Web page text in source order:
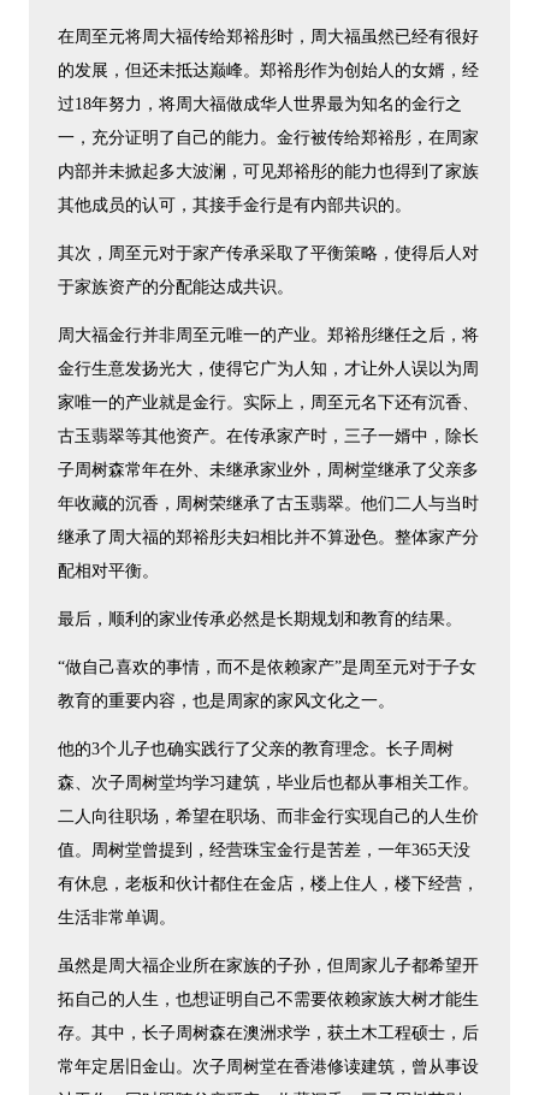
在周至元将周大福传给郑裕彤时，周大福虽然已经有很好
的发展，但还未抵达巅峰。郑裕彤作为创始人的女婿，经
过18年努力，将周大福做成华人世界最为知名的金行之
一，充分证明了自己的能力。金行被传给郑裕彤，在周家
内部并未掀起多大波澜，可见郑裕彤的能力也得到了家族
其他成员的认可，其接手金行是有内部共识的。
其次，周至元对于家产传承采取了平衡策略，使得后人对
于家族资产的分配能达成共识。
周大福金行并非周至元唯一的产业。郑裕彤继任之后，将
金行生意发扬光大，使得它广为人知，才让外人误以为周
家唯一的产业就是金行。实际上，周至元名下还有沉香、
古玉翡翠等其他资产。在传承家产时，三子一婿中，除长
子周树森常年在外、未继承家业外，周树堂继承了父亲多
年收藏的沉香，周树荣继承了古玉翡翠。他们二人与当时
继承了周大福的郑裕彤夫妇相比并不算逊色。整体家产分
配相对平衡。
最后，顺利的家业传承必然是长期规划和教育的结果。
“做自己喜欢的事情，而不是依赖家产”是周至元对于子女
教育的重要内容，也是周家的家风文化之一。
他的3个儿子也确实践行了父亲的教育理念。长子周树
森、次子周树堂均学习建筑，毕业后也都从事相关工作。
二人向往职场，希望在职场、而非金行实现自己的人生价
值。周树堂曾提到，经营珠宝金行是苦差，一年365天没
有休息，老板和伙计都住在金店，楼上住人，楼下经营，
生活非常单调。
虽然是周大福企业所在家族的子孙，但周家儿子都希望开
拓自己的人生，也想证明自己不需要依赖家族大树才能生
存。其中，长子周树森在澳洲求学，获土木工程硕士，后
常年定居旧金山。次子周树堂在香港修读建筑，曾从事设